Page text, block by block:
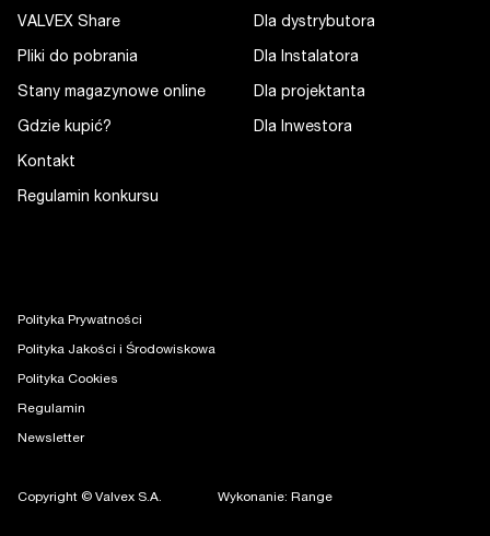
VALVEX Share
Pliki do pobrania
Stany magazynowe online
Gdzie kupić?
Kontakt
Regulamin konkursu
Dla dystrybutora
Dla Instalatora
Dla projektanta
Dla Inwestora
Polityka Prywatności
Polityka Jakości i Środowiskowa
Polityka Cookies
Regulamin
Newsletter
Copyright © Valvex S.A. Wykonanie: Range